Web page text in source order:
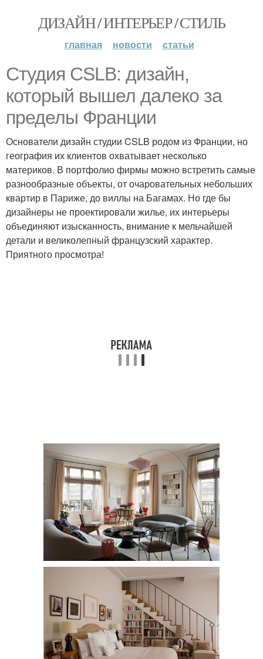
ДИЗАЙН / ИНТЕРЬЕР / СТИЛЬ
главная новости статьи
Студия CSLB: дизайн,
который вышел далеко за
пределы Франции
Основатели дизайн студии CSLB родом из Франции, но
география их клиентов охватывает несколько
материков. В портфолио фирмы можно встретить самые
разнообразные объекты, от очаровательных небольших
квартир в Париже, до виллы на Багамах. Но где бы
дизайнеры не проектировали жилье, их интерьеры
объединяют изысканность, внимание к мельчайшей
детали и великолепный французский характер.
Приятного просмотра!